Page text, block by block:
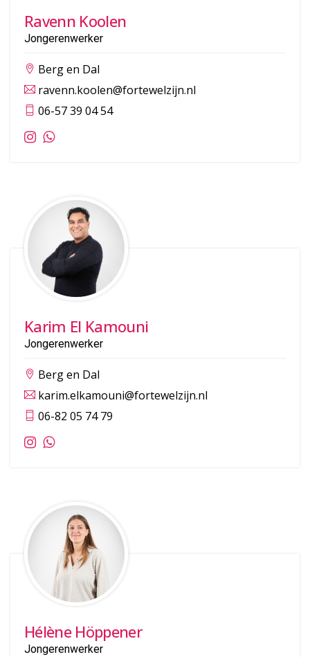
Ravenn Koolen
Jongerenwerker
Berg en Dal
ravenn.koolen@fortewelzijn.nl
06-57 39 04 54
Karim El Kamouni
Jongerenwerker
Berg en Dal
karim.elkamouni@fortewelzijn.nl
06-82 05 74 79
Hélène Höppener
Jongerenwerker